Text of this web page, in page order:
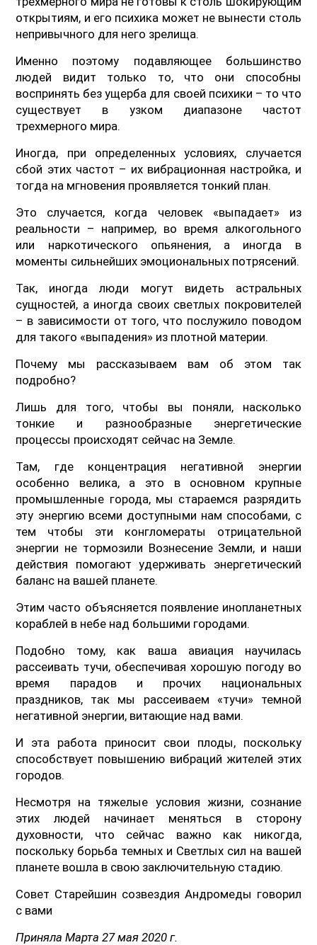
открытиям, и его психика может не вынести столь
непривычного для него зрелища.
Именно поэтому подавляющее большинство
людей видит только то, что они способны
воспринять без ущерба для своей психики – то что
существует в узком диапазоне частот
трехмерного мира.
Иногда, при определенных условиях, случается
сбой этих частот – их вибрационная настройка, и
тогда на мгновения проявляется тонкий план.
Это случается, когда человек «выпадает» из
реальности – например, во время алкогольного
или наркотического опьянения, а иногда в
моменты сильнейших эмоциональных потрясений.
Так, иногда люди могут видеть астральных
сущностей, а иногда своих светлых покровителей
– в зависимости от того, что послужило поводом
для такого «выпадения» из плотной материи.
Почему мы рассказываем вам об этом так
подробно?
Лишь для того, чтобы вы поняли, насколько
тонкие и разнообразные энергетические
процессы происходят сейчас на Земле.
Там, где концентрация негативной энергии
особенно велика, а это в основном крупные
промышленные города, мы стараемся разрядить
эту энергию всеми доступными нам способами, с
тем чтобы эти конгломераты отрицательной
энергии не тормозили Вознесение Земли, и наши
действия помогают удерживать энергетический
баланс на вашей планете.
Этим часто объясняется появление инопланетных
кораблей в небе над большими городами.
Подобно тому, как ваша авиация научилась
рассеивать тучи, обеспечивая хорошую погоду во
время парадов и прочих национальных
праздников, так мы рассеиваем «тучи» темной
негативной энергии, витающие над вами.
И эта работа приносит свои плоды, поскольку
способствует повышению вибраций жителей этих
городов.
Несмотря на тяжелые условия жизни, сознание
этих людей начинает меняться в сторону
духовности, что сейчас важно как никогда,
поскольку борьба темных и Светлых сил на вашей
планете вошла в свою заключительную стадию.
Совет Старейшин созвездия Андромеды говорил
с вами
Приняла Марта 27 мая 2020 г.